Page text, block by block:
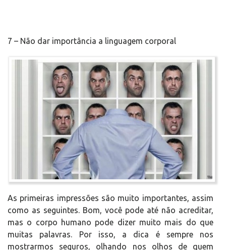
7 – Não dar importância a linguagem corporal
As primeiras impressões são muito importantes, assim
como as seguintes. Bom, você pode até não acreditar,
mas o corpo humano pode dizer muito mais do que
muitas palavras. Por isso, a dica é sempre nos
mostrarmos seguros, olhando nos olhos de quem